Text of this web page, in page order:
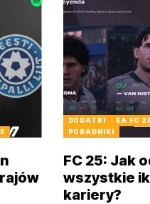
DODATKI EA FC
PORADNIKI
FC 25: Jak
wszystkie
kariery?